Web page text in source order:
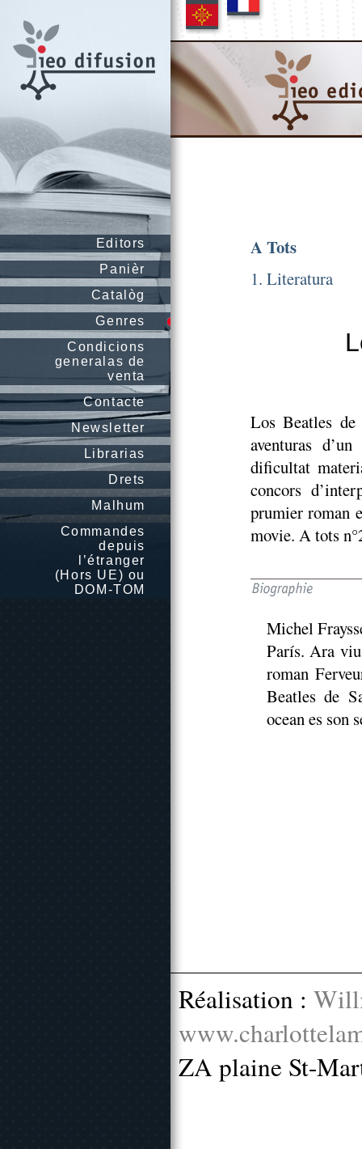
Editors
Panièr
Catalòg
Genres
Condicions
generalas de
venta
Contacte
Newsletter
Librarias
Drets
Malhum
Commandes
depuis
l’étranger
(Hors UE) ou
DOM-TOM
A Tots
1. Literatura
Los Beatles
aventuras
dificultat
concors
prumier roman
movie. A tots
Michel
París. Ara
roman
Beatles de
ocean es son
Réalisation :
ZA plaine St-